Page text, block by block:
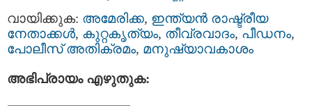
വായിക്കുക: അമേരിക്ക, ഇന്ത്യന്‍ രാഷ്ട്രീയ
നേതാക്കള്‍, കുറ്റകൃത്യം, തീവ്രവാദം, പീഡനം,
പോലീസ്‌ അതിക്രമം, മനുഷ്യാവകാശം
അഭിപ്രായം എഴുതുക: